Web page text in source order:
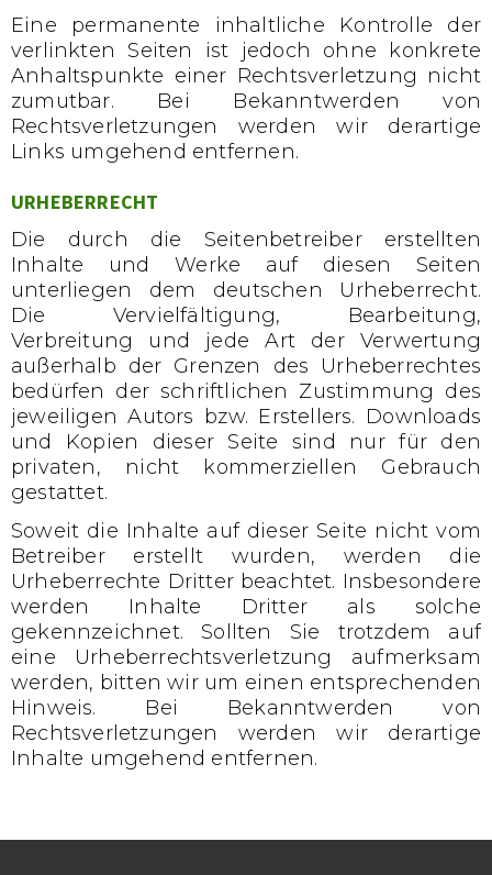
Eine permanente inhaltliche Kontrolle der
verlinkten Seiten ist jedoch ohne konkrete
Anhaltspunkte einer Rechtsverletzung nicht
zumutbar. Bei Bekanntwerden von
Rechtsverletzungen werden wir derartige
Links umgehend entfernen.
URHEBERRECHT
Die durch die Seitenbetreiber erstellten
Inhalte und Werke auf diesen Seiten
unterliegen dem deutschen Urheberrecht.
Die Vervielfältigung, Bearbeitung,
Verbreitung und jede Art der Verwertung
außerhalb der Grenzen des Urheberrechtes
bedürfen der schriftlichen Zustimmung des
jeweiligen Autors bzw. Erstellers. Downloads
und Kopien dieser Seite sind nur für den
privaten, nicht kommerziellen Gebrauch
gestattet.
Soweit die Inhalte auf dieser Seite nicht vom
Betreiber erstellt wurden, werden die
Urheberrechte Dritter beachtet. Insbesondere
werden Inhalte Dritter als solche
gekennzeichnet. Sollten Sie trotzdem auf
eine Urheberrechtsverletzung aufmerksam
werden, bitten wir um einen entsprechenden
Hinweis. Bei Bekanntwerden von
Rechtsverletzungen werden wir derartige
Inhalte umgehend entfernen.